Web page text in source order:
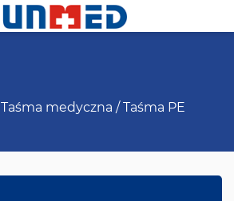
Taśma medyczna /Taśma PE